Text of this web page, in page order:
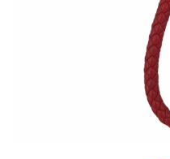
Body bebelusi personalizate
Etichete pentru sticla de vin